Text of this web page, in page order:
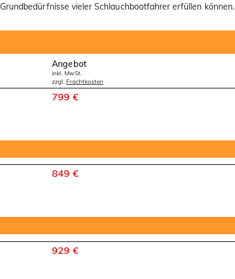
Grundbedürfnisse vieler Schlauchbootfahrer erfüllen können.
Angebot
inkl. MwSt.
zzgl. Frachtkosten
799 €
849 €
929 €